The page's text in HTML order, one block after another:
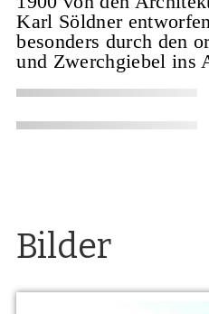
Karl Söldner
besonders durch den
und Zwerchgiebel ins
Bilder